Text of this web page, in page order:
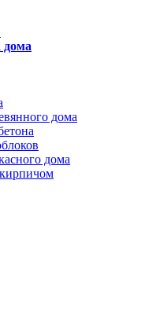
дома
дома
дома